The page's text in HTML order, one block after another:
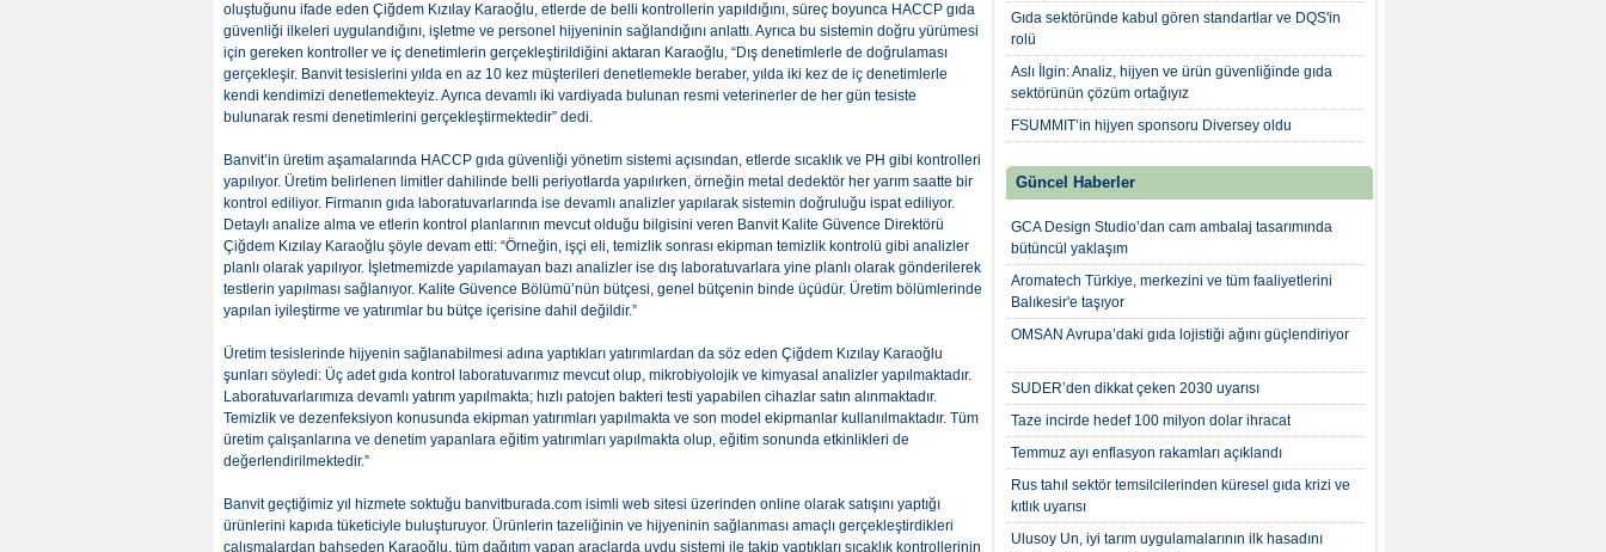
Gıda sektöründe kabul gören standartlar ve DQS'in
rolü
Aslı İlgin: Analiz, hijyen ve ürün güvenliğinde gıda
sektörünün çözüm ortağıyız
FSUMMIT’in hijyen sponsoru Diversey oldu
Güncel Haberler
GCA Design Studio’dan cam ambalaj tasarımında
bütüncül yaklaşım
Aromatech Türkiye, merkezini ve tüm faaliyetlerini
Balıkesir'e taşıyor
OMSAN Avrupa’daki gıda lojistiği ağını güçlendiriyor
SUDER’den dikkat çeken 2030 uyarısı
Taze incirde hedef 100 milyon dolar ihracat
Temmuz ayı enflasyon rakamları açıklandı
Rus tahıl sektör temsilcilerinden küresel gıda krizi ve
kıtlık uyarısı
Ulusoy Un, iyi tarım uygulamalarının ilk hasadını
oluştuğunu ifade eden Çiğdem Kızılay Karaoğlu, etlerde de belli kontrollerin yapıldığını, süreç boyunca HACCP gıda
güvenliği ilkeleri uygulandığını, işletme ve personel hijyeninin sağlandığını anlattı. Ayrıca bu sistemin doğru yürümesi
için gereken kontroller ve iç denetimlerin gerçekleştirildiğini aktaran Karaoğlu, “Dış denetimlerle de doğrulaması
gerçekleşir. Banvit tesislerini yılda en az 10 kez müşterileri denetlemekle beraber, yılda iki kez de iç denetimlerle
kendi kendimizi denetlemekteyiz. Ayrıca devamlı iki vardiyada bulunan resmi veterinerler de her gün tesiste
bulunarak resmi denetimlerini gerçekleştirmektedir” dedi.
Banvit’in üretim aşamalarında HACCP gıda güvenliği yönetim sistemi açısından, etlerde sıcaklık ve PH gibi kontrolleri
yapılıyor. Üretim belirlenen limitler dahilinde belli periyotlarda yapılırken, örneğin metal dedektör her yarım saatte bir
kontrol ediliyor. Firmanın gıda laboratuvarlarında ise devamlı analizler yapılarak sistemin doğruluğu ispat ediliyor.
Detaylı analize alma ve etlerin kontrol planlarının mevcut olduğu bilgisini veren Banvit Kalite Güvence Direktörü
Çiğdem Kızılay Karaoğlu şöyle devam etti: “Örneğin, işçi eli, temizlik sonrası ekipman temizlik kontrolü gibi analizler
planlı olarak yapılıyor. İşletmemizde yapılamayan bazı analizler ise dış laboratuvarlara yine planlı olarak gönderilerek
testlerin yapılması sağlanıyor. Kalite Güvence Bölümü’nün bütçesi, genel bütçenin binde üçüdür. Üretim bölümlerinde
yapılan iyileştirme ve yatırımlar bu bütçe içerisine dahil değildir.”
Üretim tesislerinde hijyenin sağlanabilmesi adına yaptıkları yatırımlardan da söz eden Çiğdem Kızılay Karaoğlu
şunları söyledi: Üç adet gıda kontrol laboratuvarımız mevcut olup, mikrobiyolojik ve kimyasal analizler yapılmaktadır.
Laboratuvarlarımıza devamlı yatırım yapılmakta; hızlı patojen bakteri testi yapabilen cihazlar satın alınmaktadır.
Temizlik ve dezenfeksiyon konusunda ekipman yatırımları yapılmakta ve son model ekipmanlar kullanılmaktadır. Tüm
üretim çalışanlarına ve denetim yapanlara eğitim yatırımları yapılmakta olup, eğitim sonunda etkinlikleri de
değerlendirilmektedir.”
Banvit geçtiğimiz yıl hizmete soktuğu banvitburada.com isimli web sitesi üzerinden online olarak satışını yaptığı
ürünlerini kapıda tüketiciyle buluşturuyor. Ürünlerin tazeliğinin ve hijyeninin sağlanması amaçlı gerçekleştirdikleri
çalışmalardan bahseden Karaoğlu, tüm dağıtım yapan araçlarda uydu sistemi ile takip yaptıkları sıcaklık kontrollerinin